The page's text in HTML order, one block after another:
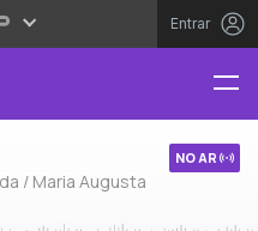
Entrar
/ Maria Augusta
NO AR